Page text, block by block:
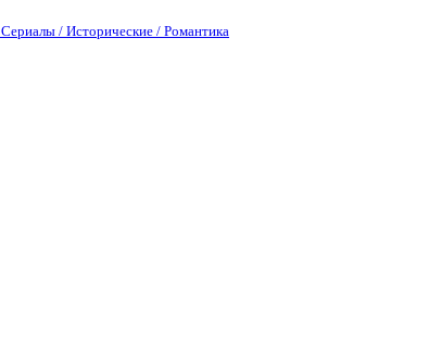
Сериалы / Исторические / Романтика